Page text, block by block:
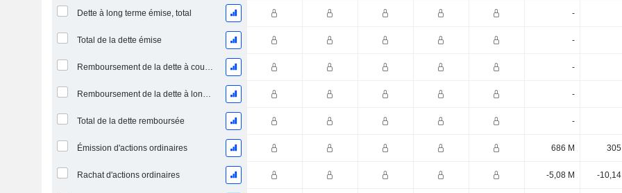
Dette à long terme émise, total -
Total de la dette émise -
Remboursement de la dette à court terme, total -
Remboursement de la dette à long terme, total -
Total de la dette remboursée -
Émission d'actions ordinaires 686 M 305
Rachat d'actions ordinaires -5,08 M -10,14